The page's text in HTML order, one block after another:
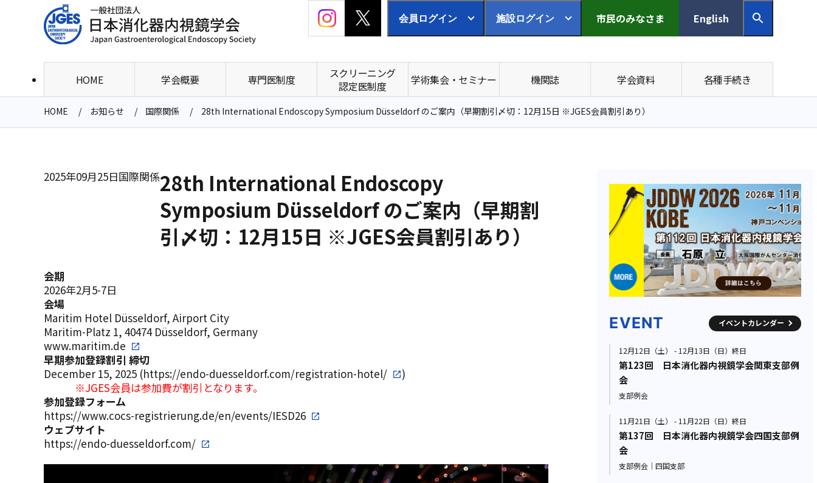
会員ログイン 施設ログイン 市民のみなさま English
HOME 学会概要 専門医制度
スクリーニング
認定医制度
学術集会・セミナー 機関誌 学会資料 各種手続き
HOME お知らせ 国際関係 28th International Endoscopy Symposium Düsseldorf のご案内（早期割引〆切：12月15日 ※JGES会員割引あり）
2025年09月25日国際関係28th International Endoscopy
Symposium Düsseldorf のご案内（早期割
引〆切：12月15日 ※JGES会員割引あり）
会期
2026年2月5-7日
会場
Maritim Hotel Düsseldorf, Airport City
Maritim-Platz 1, 40474 Düsseldorf, Germany
www.maritim.de
早期参加登録割引 締切
December 15, 2025 (https://endo-duesseldorf.com/registration-hotel/
)
※JGES会員は参加費が割引となります。
参加登録フォーム
https://www.cocs-registrierung.de/en/events/IESD26
ウェブサイト
https://endo-duesseldorf.com/
EVENT イベントカレンダー
12月12日（土） - 12月13日（日）終日
第123回 日本消化器内視鏡学会関東支部例
会
支部例会
11月21日（土） - 11月22日（日）終日
第137回 日本消化器内視鏡学会四国支部例
会
支部例会｜四国支部